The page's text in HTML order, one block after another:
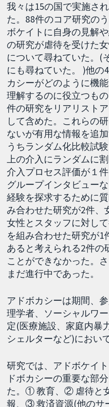
我々は15の国で実施さ
た。88件のコア研究の
ボケイトに自身の見解
の研究が虐待を受けた
について尋ねていた。(
にも尋ねていた。 )他の
カシーがどのように機
理解するのに役立つも
件の研究をリアリスト
して含めた。これらの
ないが有用な情報を追
うちランダム化比較試
上の介入にランダムに
介入プロセス評価が１
グループインタビュー
経験を探求するために
み合わせた研究が2件、
女性とスタッフに対し
を組み合わせた研究が
あると考えられる2件の
ことができなかった。
まだ進行中であった。
アドボカシーは期間、
理学者、ソーシャルワ
定(医療施設、家庭内暴
シェルターなど)におい
研究では、アドボケイ
ドボカシーの重要な部
た。① 教育、② 虐待と
報、③ 救済資源(他のサ